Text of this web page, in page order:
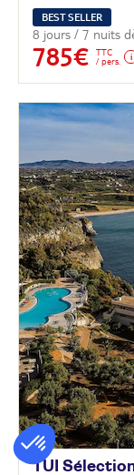
BEST SELLER
8 jours / 7 nuits
785€
TTC
/ pers.
TUI